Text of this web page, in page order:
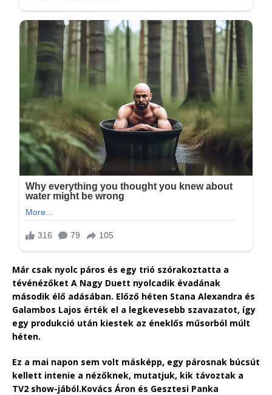
Már csak nyolc páros és egy trió szórakoztatta a
tévénézőket A Nagy Duett nyolcadik évadának
második élő adásában. Előző héten Stana Alexandra és
Galambos Lajos érték el a legkevesebb szavazatot, így
egy produkció után kiestek az éneklős műsorból múlt
héten.
Ez a mai napon sem volt másképp, egy párosnak búcsút
kellett intenie a nézőknek, mutatjuk, kik távoztak a
TV2 show-jából.Kovács Áron és Gesztesi Panka